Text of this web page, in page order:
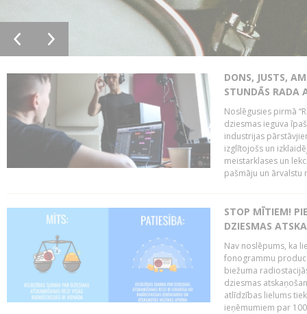
DONS, JUSTS,
STUNDĀS RADA
Noslēgusies pirmā
dziesmas ieguva
industrijas
izglītojošs un
meistarklases un
pašmāju un ārvalstu
STOP MĪTIEM!
DZIESMAS
Nav noslēpums, ka
fonogrammu
biežuma
dziesmas
atlīdzības lielums
ieņēmumiem par